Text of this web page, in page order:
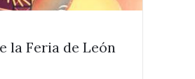
la Feria de León